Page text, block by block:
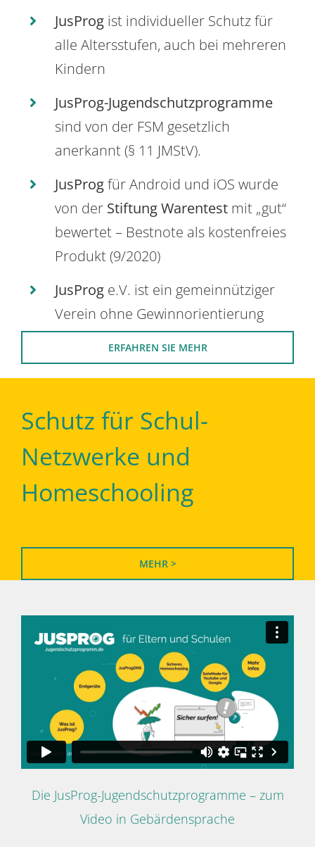
JusProg ist individueller Schutz für
alle Altersstufen, auch bei mehreren
Kindern
JusProg-Jugendschutzprogramme
sind von der FSM gesetzlich
anerkannt (§ 11 JMStV).
JusProgfür Android und iOS wurde
von der Stiftung Warentest mit „gut“
bewertet – Bestnote als kostenfreies
Produkt (9/2020)
JusProg e.V. ist ein gemeinnütziger
Verein ohne Gewinnorientierung
ERFAHREN SIE MEHR
Schutz für Schul-
Netzwerke und
Homeschooling
MEHR >
Die JusProg-Jugendschutzprogramme – zum
Video in Gebärdensprache